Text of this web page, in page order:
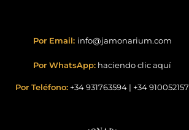
Por Email: info@jamonarium.com
Por WhatsApp: haciendo clic aquí
Por Teléfono: +34 931763594 | +34 910052157